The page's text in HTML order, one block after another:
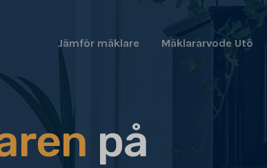
Jämför mäklare Mäklararvode Utö
på